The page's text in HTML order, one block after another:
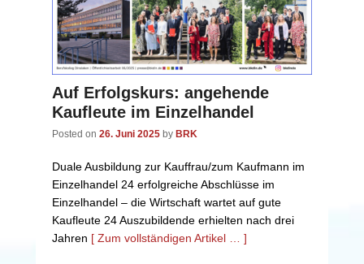
Auf Erfolgskurs: angehende
Kaufleute im Einzelhandel
Posted on 26. Juni 2025 by BRK
Duale Ausbildung zur Kauffrau/zum Kaufmann im
Einzelhandel 24 erfolgreiche Abschlüsse im
Einzelhandel – die Wirtschaft wartet auf gute
Kaufleute 24 Auszubildende erhielten nach drei
Jahren [ Zum vollständigen Artikel … ]